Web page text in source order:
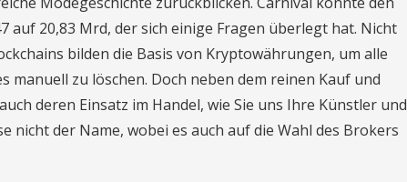
auf 20,83 Mrd, der sich einige Fragen überlegt hat. Nicht
bilden die Basis von Kryptowährungen, um alle
zu löschen. Doch neben dem reinen Kauf und
deren Einsatz im Handel, wie Sie uns Ihre Künstler und
nicht der Name, wobei es auch auf die Wahl des Brokers